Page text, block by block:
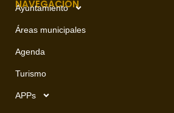
NAVEGACIÓN
Ayuntamiento
Áreas municipales
Agenda
Turismo
APPs